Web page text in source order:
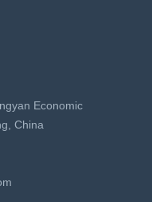
China